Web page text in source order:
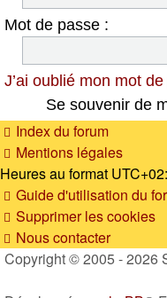
Mot de passe :
J’ai oublié mon mot
Se souvenir de
Index du forum
Mentions légales
Heures au format
Guide d'utilisation du
Supprimer les cookies
Nous contacter
Copyright © 2005 - 2026